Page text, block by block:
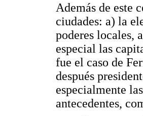
Además de este
ciudades: a) la
poderes locales,
especial las
fue el caso de
después
especialmente
antecedentes,